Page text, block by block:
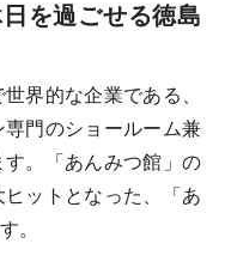
を過ごせる徳島
界的な企業である、
門のショールーム兼
。「あんみつ館」の
ットとなった、「あ
。